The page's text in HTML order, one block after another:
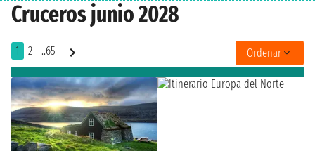
Cruceros junio 2028
1 2 ..65 Ordenar